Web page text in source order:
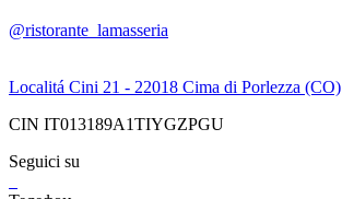
@ristorante_lamasseria
Localitá Cini 21 - 22018 Cima di Porlezza (CO)
CIN IT013189A1TIYGZPGU
Seguici su